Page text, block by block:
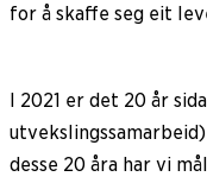
for å skaffe seg eit
I 2021 er det 20 år
desse 20 åra har vi